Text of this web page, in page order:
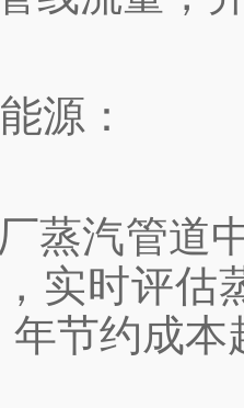
：
汽管道中
实时评估
节约成本